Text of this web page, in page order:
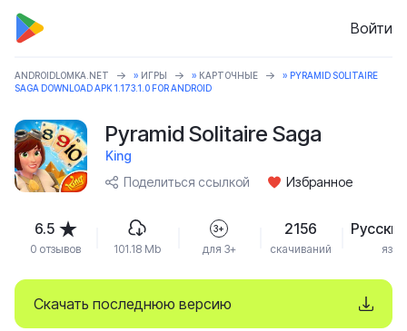
Войти
ANDROIDLOMKA.NET » ИГРЫ » КАРТОЧНЫЕ
» PYRAMID SOLITAIRE
SAGA DOWNLOAD APK 1.173.1.0 FOR ANDROID
Pyramid Solitaire Saga
King
Поделиться ссылкой
Избранное
Скачать последнюю версию
6.5
0 отзывов 101.18 Mb
3+
для 3+
2156
скачиваний
Русский
язык